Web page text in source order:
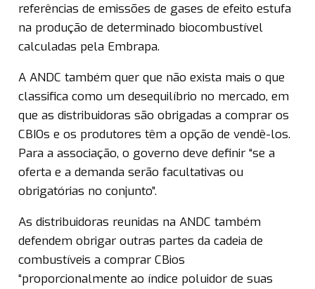
referências de emissões de gases de efeito estufa
na produção de determinado biocombustível
calculadas pela Embrapa.
A ANDC também quer que não exista mais o que
classifica como um desequilíbrio no mercado, em
que as distribuidoras são obrigadas a comprar os
CBIOs e os produtores têm a opção de vendê-los.
Para a associação, o governo deve definir “se a
oferta e a demanda serão facultativas ou
obrigatórias no conjunto”.
As distribuidoras reunidas na ANDC também
defendem obrigar outras partes da cadeia de
combustíveis a comprar CBios
“proporcionalmente ao índice poluidor de suas